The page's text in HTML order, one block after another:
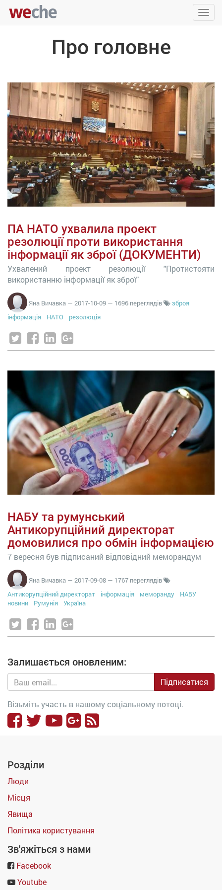
Про головне
ПА НАТО ухвалила проект
резолюції проти використання
інформації як зброї (ДОКУМЕНТИ)
Ухвалений проект резолюції "Протистояти
використанню інформації як зброї"
Яна Вичавка — 2017-10-09 — 1696 переглядів
зброя
інформація
НАТО резолюція
НАБУ та румунський
Антикорупційний директорат
домовилися про обмін інформацією
7 вересня був підписаний відповідний меморандум
Яна Вичавка — 2017-09-08 — 1767 переглядів
Антикорупційний директорат
інформація меморанду
НАБУ
новини
Румунія Україна
Залишається оновленим:
Підписатися
Візьміть участь в нашому соціальному потоці.
Розділи
Люди
Місця
Явища
Політика користування
Зв'яжіться з нами
Facebook
Youtube